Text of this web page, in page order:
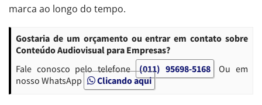
marca ao longo do tempo.
Gostaria de um orçamento ou entrar em contato sobre
Conteúdo Audiovisual para Empresas?
Fale conosco pelo telefone (011) 95698-5168
Ou em
nosso WhatsApp
Clicando aqui